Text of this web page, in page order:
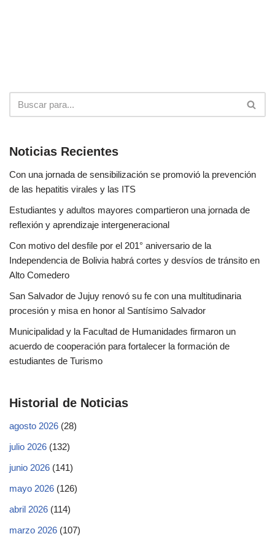
Noticias Recientes
Con una jornada de sensibilización se promovió la prevención
de las hepatitis virales y las ITS
Estudiantes y adultos mayores compartieron una jornada de
reflexión y aprendizaje intergeneracional
Con motivo del desfile por el 201° aniversario de la
Independencia de Bolivia habrá cortes y desvíos de tránsito en
Alto Comedero
San Salvador de Jujuy renovó su fe con una multitudinaria
procesión y misa en honor al Santísimo Salvador
Municipalidad y la Facultad de Humanidades firmaron un
acuerdo de cooperación para fortalecer la formación de
estudiantes de Turismo
Historial de Noticias
agosto 2026 (28)
julio 2026 (132)
junio 2026 (141)
mayo 2026 (126)
abril 2026 (114)
marzo 2026 (107)